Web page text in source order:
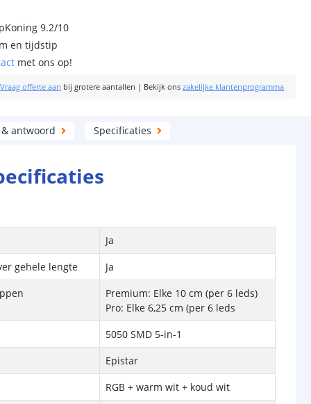
9.2/10
en tijdstip
met ons op!
Vraag offerte aan bij grotere aantallen | Bekijk ons zakelijke klantenprogramma
antwoord Specificaties
Ja
gehele lengte
Ja
Premium: Elke 10 cm (per 6 leds)
Pro: Elke 6,25 cm (per 6 leds
5050 SMD 5-in-1
Epistar
RGB + warm wit + koud wit